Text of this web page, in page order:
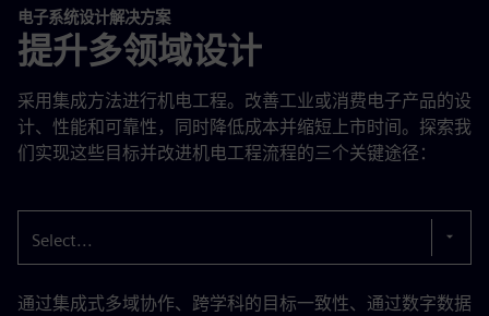
电子系统设计解决方案
提升多领域设计
采用集成方法进行机电工程。改善工业或消费电子产品的设
计、性能和可靠性，同时降低成本并缩短上市时间。探索我
们实现这些目标并改进机电工程流程的三个关键途径：
Select...
通过集成式多域协作、跨学科的目标一致性、通过数字数据